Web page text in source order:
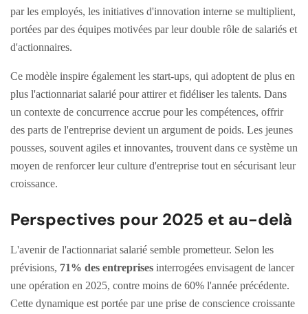
par les employés, les initiatives d'innovation interne se multiplient,
portées par des équipes motivées par leur double rôle de salariés et
d'actionnaires.
Ce modèle inspire également les start-ups, qui adoptent de plus en
plus l'actionnariat salarié pour attirer et fidéliser les talents. Dans
un contexte de concurrence accrue pour les compétences, offrir
des parts de l'entreprise devient un argument de poids. Les jeunes
pousses, souvent agiles et innovantes, trouvent dans ce système un
moyen de renforcer leur culture d'entreprise tout en sécurisant leur
croissance.
Perspectives pour 2025 et au-delà
L'avenir de l'actionnariat salarié semble prometteur. Selon les
prévisions, 71% des entreprises interrogées envisagent de lancer
une opération en 2025, contre moins de 60% l'année précédente.
Cette dynamique est portée par une prise de conscience croissante